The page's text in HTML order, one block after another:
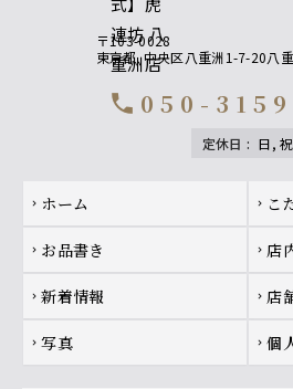
〒103-0028
東京都 中央区八重洲1-7-20八
call 050-
定休日 : 日, 祝
Footer navigation
chevron_right ホーム chevron_right
chevron_right お品書き chevron_right
chevron_right 新着情報 chevron_right
chevron_right 写真 chevron_right